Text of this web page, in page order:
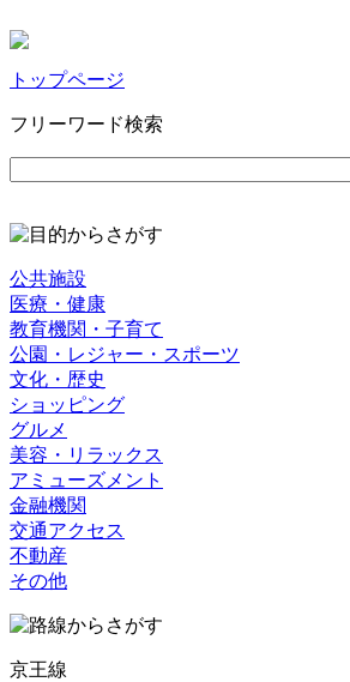
トップページ
フリーワード検索
公共施設
医療・健康
教育機関・子育て
公園・レジャー・スポーツ
文化・歴史
ショッピング
グルメ
美容・リラックス
アミューズメント
金融機関
交通アクセス
不動産
その他
京王線